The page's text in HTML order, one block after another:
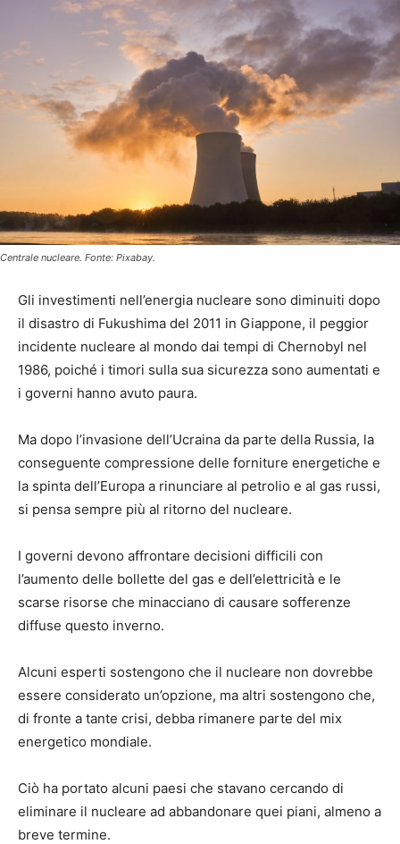
Centrale nucleare. Fonte: Pixabay.
Gli investimenti nell’energia nucleare sono diminuiti dopo
il disastro di Fukushima del 2011 in Giappone, il peggior
incidente nucleare al mondo dai tempi di Chernobyl nel
1986, poiché i timori sulla sua sicurezza sono aumentati e
i governi hanno avuto paura.
Ma dopo l’invasione dell’Ucraina da parte della Russia, la
conseguente compressione delle forniture energetiche e
la spinta dell’Europa a rinunciare al petrolio e al gas russi,
si pensa sempre più al ritorno del nucleare.
I governi devono affrontare decisioni difficili con
l’aumento delle bollette del gas e dell’elettricità e le
scarse risorse che minacciano di causare sofferenze
diffuse questo inverno.
Alcuni esperti sostengono che il nucleare non dovrebbe
essere considerato un’opzione, ma altri sostengono che,
di fronte a tante crisi, debba rimanere parte del mix
energetico mondiale.
Ciò ha portato alcuni paesi che stavano cercando di
eliminare il nucleare ad abbandonare quei piani, almeno a
breve termine.